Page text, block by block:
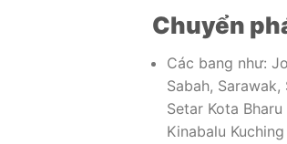
Chuyển
Các bang như:
Sabah,
Setar Kota
Kinabalu